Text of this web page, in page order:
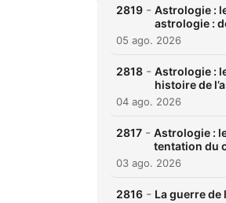
2819 - Astrologie :
astrologie :
05 ago. 2026
2818 - Astrologie :
histoire de
04 ago. 2026
2817 - Astrologie :
tentation du
03 ago. 2026
2816 - La guerre de